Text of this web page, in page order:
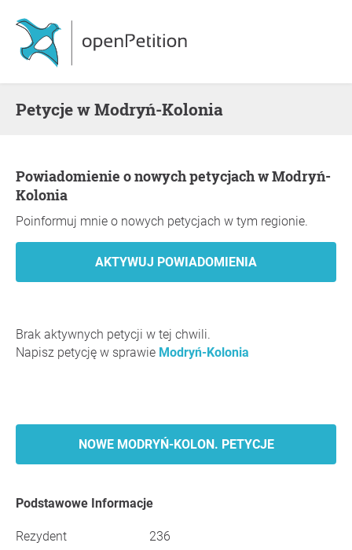
Petycje w Modryń-Kolonia
Powiadomienie o nowych petycjach w Modryń-
Kolonia
Poinformuj mnie o nowych petycjach w tym regionie.
Brak aktywnych petycji w tej chwili.
Napisz petycję w sprawie Modryń-Kolonia
NOWE MODRYŃ-KOLON. PETYCJE
Podstawowe Informacje
Rezydent 236